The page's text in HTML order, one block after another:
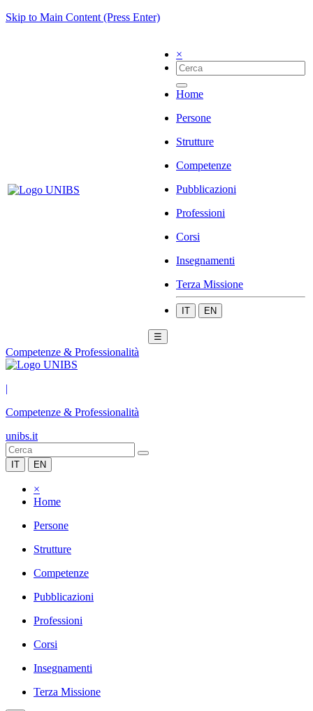
Skip to Main Content (Press Enter)
×
Home
Persone
Strutture
Competenze
Pubblicazioni
Professioni
Corsi
Insegnamenti
Terza Missione
IT EN
☰
Competenze & Professionalità
|
Competenze & Professionalità
unibs.it
IT EN
×
Home
Persone
Strutture
Competenze
Pubblicazioni
Professioni
Corsi
Insegnamenti
Terza Missione